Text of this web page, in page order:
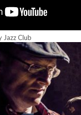
Jazz Club